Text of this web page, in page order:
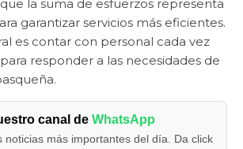
la suma de esfuerzos representa
garantizar servicios más eficientes.
es contar con personal cada vez
responder a las necesidades de
canal deWhatsApp
noticias más importantes del día. Da click